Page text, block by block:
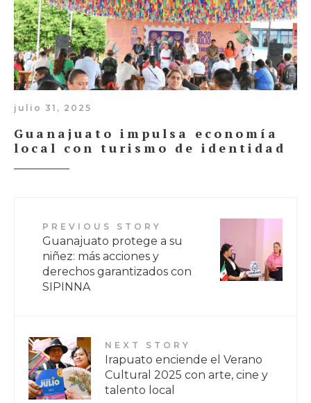
julio 31, 2025
Guanajuato impulsa economía
local con turismo de identidad
PREVIOUS STORY
Guanajuato protege a su
niñez: más acciones y
derechos garantizados con
SIPINNA
NEXT STORY
Irapuato enciende el Verano
Cultural 2025 con arte, cine y
talento local